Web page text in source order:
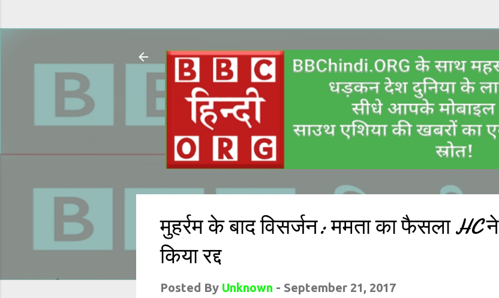
मुहर्रम के बाद विसर्जन: ममता का फैसला HC ने
किया रद्द
Posted By Unknown - September 21, 2017